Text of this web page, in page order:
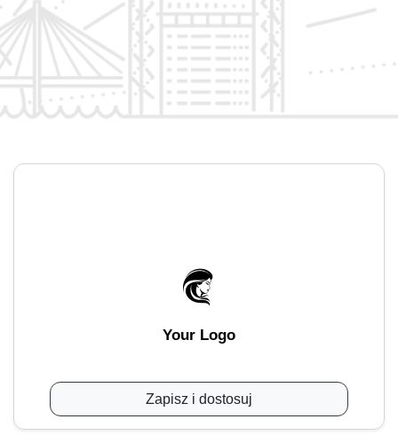
Your Logo
Zapisz i dostosuj